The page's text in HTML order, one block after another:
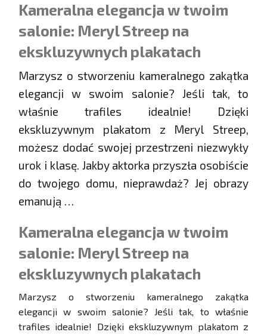
Kameralna elegancja w twoim
salonie: Meryl Streep na
ekskluzywnych plakatach
Marzysz o stworzeniu kameralnego zakątka
elegancji w swoim salonie? Jeśli tak, to
właśnie trafiles idealnie! Dzięki
ekskluzywnym plakatom z Meryl Streep,
możesz dodać swojej przestrzeni niezwykły
urok i klasę. Jakby aktorka przyszła osobiście
do twojego domu, nieprawdaż? Jej obrazy
emanują …
Kameralna elegancja w twoim
salonie: Meryl Streep na
ekskluzywnych plakatach
Marzysz o stworzeniu kameralnego zakątka
elegancji w swoim salonie? Jeśli tak, to właśnie
trafiles idealnie! Dzięki ekskluzywnym plakatom z